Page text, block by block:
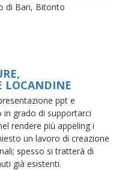
di Bari, Bitonto
LOCANDINE
ppt e
in grado di supportarci
rendere più appeling i
un lavoro di creazione
spesso si tratterà di
già esistenti.